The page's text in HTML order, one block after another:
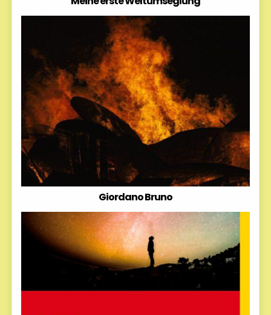
Giordano Bruno